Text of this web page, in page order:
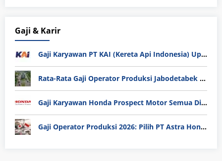
Gaji & Karir
Gaji Karyawan PT KAI (Kereta Api Indonesia) Update 2025
Rata-Rata Gaji Operator Produksi Jabodetabek 2025: Bedah Tuntas UMK, Lemburan, dan Realita Hidup Buruh
Gaji Karyawan Honda Prospect Motor Semua Divisi
Gaji Operator Produksi 2026: Pilih PT Astra Honda Motor (AHM) atau Manufaktur di Jepang?